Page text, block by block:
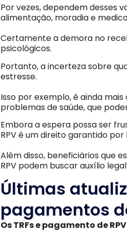
Por vezes, dependem desses
alimentação, moradia e
Certamente a demora no
psicológicos.
Portanto, a incerteza sobre
estresse.
Isso por exemplo, é ainda
problemas de saúde, que
Embora a espera possa ser
RPV é um direito garantido por
Além disso, beneficiários que
RPV podem buscar auxílio
Últimas
pagamentos
Os TRFs e pagamento de